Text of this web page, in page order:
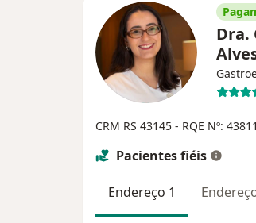
Dra.
CRM RS 43145 - RQE Nº:
Pacientes fiéis
Endereço 1